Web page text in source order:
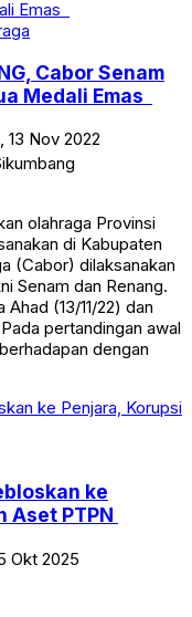
Cabor Senam
Medali Emas
13 Nov 2022
olahraga Provinsi
di Kabupaten
(Cabor) dilaksanakan
Senam dan Renang.
(13/11/22) dan
pertandingan awal
dengan
ke
Aset PTPN
Okt 2025